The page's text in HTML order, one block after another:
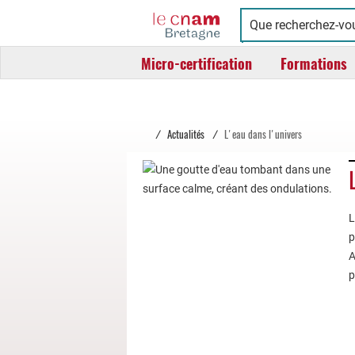
Cnam
Bretagne
Conservatoire
national
des
arts
Micro-certification Formations
/ Actualités / L'eau dans l'univers